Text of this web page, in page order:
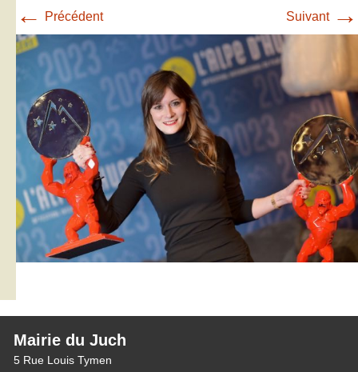
← Précédent Suivant →
Mairie du Juch
5 Rue Louis Tymen